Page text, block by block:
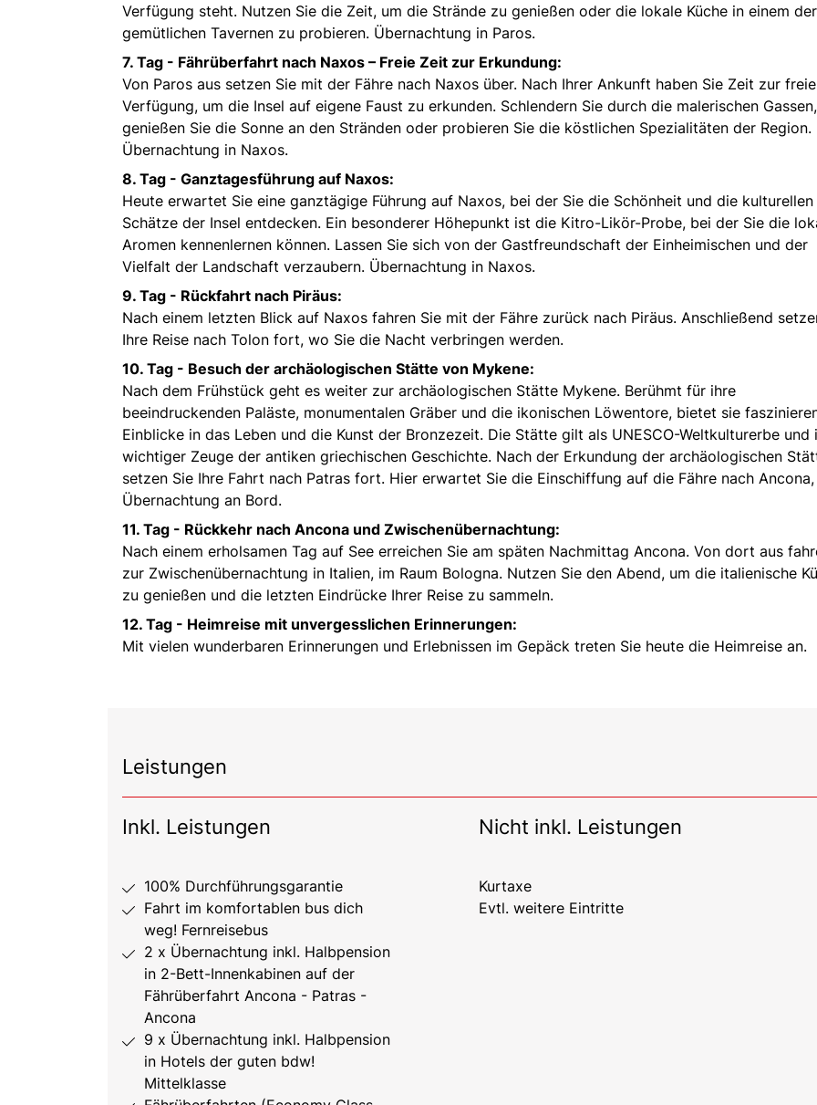
Verfügung steht. Nutzen Sie die Zeit, um die Strände zu genießen oder die lokale Küche in einem der
gemütlichen Tavernen zu probieren. Übernachtung in Paros.
7. Tag - Fährüberfahrt nach Naxos – Freie Zeit zur Erkundung:
Von Paros aus setzen Sie mit der Fähre nach Naxos über. Nach Ihrer Ankunft haben Sie Zeit zur
Verfügung, um die Insel auf eigene Faust zu erkunden. Schlendern Sie durch die malerischen Gassen,
genießen Sie die Sonne an den Stränden oder probieren Sie die köstlichen Spezialitäten der Region.
Übernachtung in Naxos.
8. Tag - Ganztagesführung auf Naxos:
Heute erwartet Sie eine ganztägige Führung auf Naxos, bei der Sie die Schönheit und die kulturellen
Schätze der Insel entdecken. Ein besonderer Höhepunkt ist die Kitro-Likör-Probe, bei der Sie die
Aromen kennenlernen können. Lassen Sie sich von der Gastfreundschaft der Einheimischen und der
Vielfalt der Landschaft verzaubern. Übernachtung in Naxos.
9. Tag - Rückfahrt nach Piräus:
Nach einem letzten Blick auf Naxos fahren Sie mit der Fähre zurück nach Piräus. Anschließend
Ihre Reise nach Tolon fort, wo Sie die Nacht verbringen werden.
10. Tag - Besuch der archäologischen Stätte von Mykene:
Nach dem Frühstück geht es weiter zur archäologischen Stätte Mykene. Berühmt für ihre
beeindruckenden Paläste, monumentalen Gräber und die ikonischen Löwentore, bietet sie
Einblicke in das Leben und die Kunst der Bronzezeit. Die Stätte gilt als UNESCO-Weltkulturerbe und
wichtiger Zeuge der antiken griechischen Geschichte. Nach der Erkundung der archäologischen
setzen Sie Ihre Fahrt nach Patras fort. Hier erwartet Sie die Einschiffung auf die Fähre nach Ancona,
Übernachtung an Bord.
11. Tag - Rückkehr nach Ancona und Zwischenübernachtung:
Nach einem erholsamen Tag auf See erreichen Sie am späten Nachmittag Ancona. Von dort aus
zur Zwischenübernachtung in Italien, im Raum Bologna. Nutzen Sie den Abend, um die italienische
zu genießen und die letzten Eindrücke Ihrer Reise zu sammeln.
12. Tag - Heimreise mit unvergesslichen Erinnerungen:
Mit vielen wunderbaren Erinnerungen und Erlebnissen im Gepäck treten Sie heute die Heimreise an.
Leistungen
Inkl. Leistungen
100% Durchführungsgarantie
Fahrt im komfortablen bus dich
weg! Fernreisebus
2 x Übernachtung inkl. Halbpension
in 2-Bett-Innenkabinen auf der
Fährüberfahrt Ancona - Patras -
Ancona
9 x Übernachtung inkl. Halbpension
in Hotels der guten bdw!
Mittelklasse
Nicht inkl. Leistungen
Kurtaxe
Evtl. weitere Eintritte